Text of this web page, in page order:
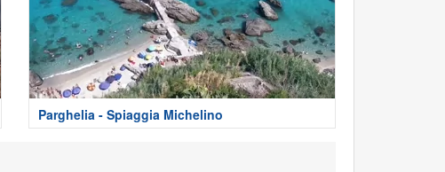
Parghelia - Spiaggia Michelino